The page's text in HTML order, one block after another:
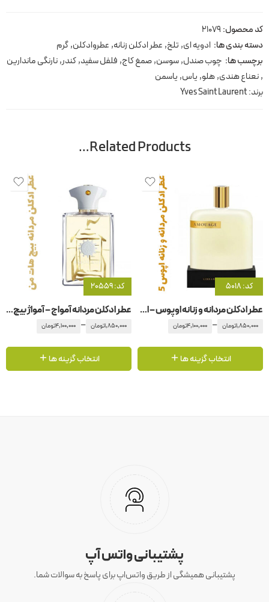
کد محصول:21079
دسته بندی ها: ادویه ای, تلخ, عطر ادکلن زنانه, عطروادکلن,گرم
برچسب ها: چوب صندل,سوسن,صمغ کاج, فلفل سفید,کندر,نارنگی ماندارین
,نعناع هندی, هلو, یاس, یاسمن
برند:Yves Saint Laurent
Related Products…
کد: 5018
عطر ادکلن مردانه و زنانه اوپوس – اپوس 5 آمواج – آمواژ
1,850,000تومان –
4,100,000تومان
انتخاب گزینه ها
کد: 20559
عطر ادکلن مردانه آمواج – آمواژ بیچ هات من مردانه
1,850,000تومان –
4,100,000تومان
انتخاب گزینه ها
پشتیبانی واتس آپ
پشتیبانی همیشگی از طریق واتس‌اپ برای پاسخ به سوالات شما.